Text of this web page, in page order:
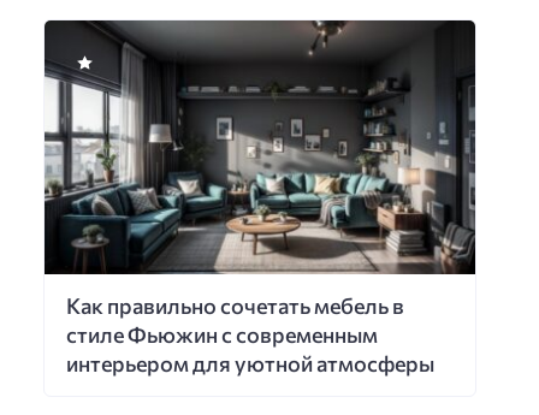
Как правильно сочетать мебель в
стиле Фьюжин с современным
интерьером для уютной атмосферы